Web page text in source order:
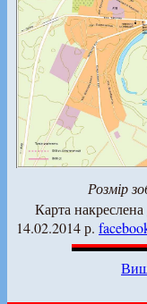
Розмір
Карта
14.02.2014 р.